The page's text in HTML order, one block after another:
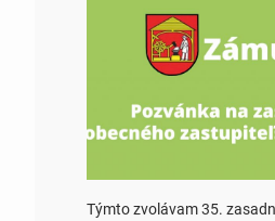
Týmto zvolávam 35.